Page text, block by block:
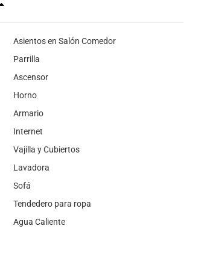
Asientos en Salón Comedor
Parrilla
Ascensor
Horno
Armario
Internet
Vajilla y Cubiertos
Lavadora
Sofá
Tendedero para ropa
Agua Caliente